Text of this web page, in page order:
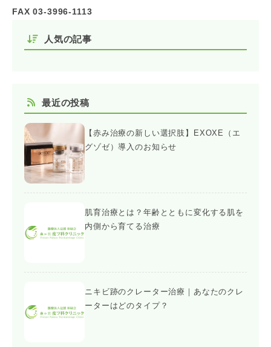
FAX 03-3996-1113
人気の記事
最近の投稿
【赤み治療の新しい選択肢】EXOXE（エ
グゾゼ）導入のお知らせ
肌育治療とは？年齢とともに変化する肌を
内側から育てる治療
ニキビ跡のクレーター治療｜あなたのクレ
ーターはどのタイプ？